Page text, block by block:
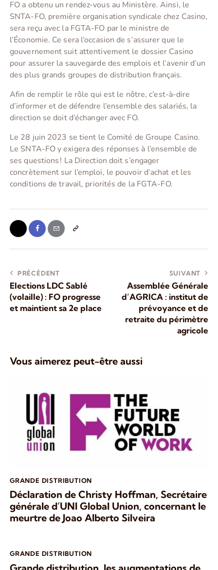
FO a obtenu un rendez-vous au Ministère. Ainsi, le
SNTA-FO, première organisation syndicale chez Casino,
sera reçu avec la FGTA-FO par le ministre de
l’Économie. Ce sera l’occasion de s’assurer que le
gouvernement suit attentivement le dossier Casino
pour assurer la sauvegarde des emplois et l’avenir d’un
des plus grands groupes de distribution français.
Afin de remplir le rôle qui est le nôtre, c’est-à-dire
d’informer et de défendre l’ensemble des salariés, la
direction se doit d’échanger avec FO.
Le 28 juin 2023 se tient le Comité de Groupe Casino.
Le SNTA-FO y exigera des réponses à l’ensemble de
ses questions ! La Direction doit s’engager
concrètement sur l’emploi, le pouvoir d’achat et les
conditions de travail, priorités de la FGTA-FO.
PRÉCÉDENT
Elections LDC Sablé
(volaille) : FO progresse
et maintient sa 2e place
SUIVANT
Assemblée Générale
d’AGRICA : institut de
prévoyance et de
retraite du périmètre
agricole
Vous aimerez peut-être aussi
GRANDE DISTRIBUTION
Déclaration de Christy Hoffman, Secrétaire
générale d’UNI Global Union, concernant le
meurtre de Joao Alberto Silveira
GRANDE DISTRIBUTION